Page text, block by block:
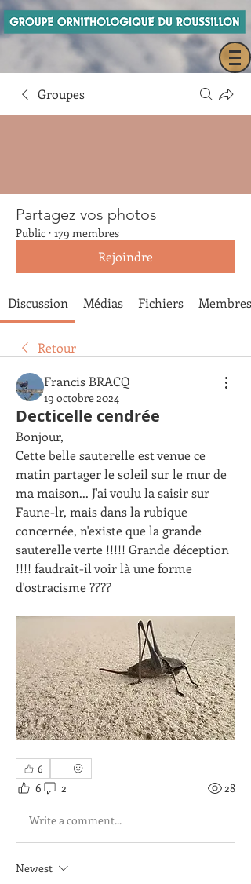
Groupes
Partagez vos photos
Public · 179 membres
Rejoindre
Discussion Médias Fichiers Membres
Retour
Francis BRACQ
19 octobre 2024
Decticelle cendrée
Bonjour,
Cette belle sauterelle est venue ce
matin partager le soleil sur le mur de
ma maison... J'ai voulu la saisir sur
Faune-lr, mais dans la rubique
concernée, n'existe que la grande
sauterelle verte !!!!! Grande déception
!!!! faudrait-il voir là une forme
d'ostracisme ????
6
6 2 28
Write a comment...
Newest